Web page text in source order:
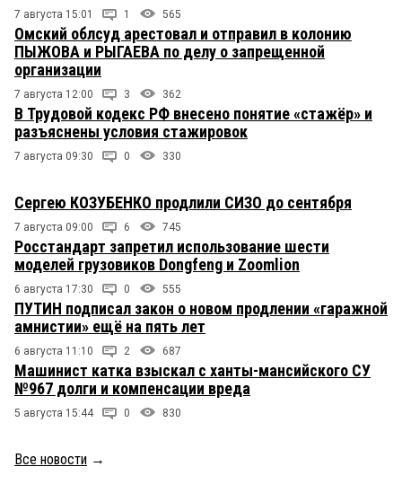
7 августа 15:01 1 565
Омский облсуд арестовал и отправил в колонию
ПЫЖОВА и РЫГАЕВА по делу о запрещенной
организации
7 августа 12:00 3 362
В Трудовой кодекс РФ внесено понятие «стажёр» и
разъяснены условия стажировок
7 августа 09:30 0 330
Сергею КОЗУБЕНКО продлили СИЗО до сентября
7 августа 09:00 6 745
Росстандарт запретил использование шести
моделей грузовиков Dongfeng и Zoomlion
6 августа 17:30 0 555
ПУТИН подписал закон о новом продлении «гаражной
амнистии» ещё на пять лет
6 августа 11:10 2 687
Машинист катка взыскал с ханты-мансийского СУ
№967 долги и компенсации вреда
5 августа 15:44 0 830
Все новости →